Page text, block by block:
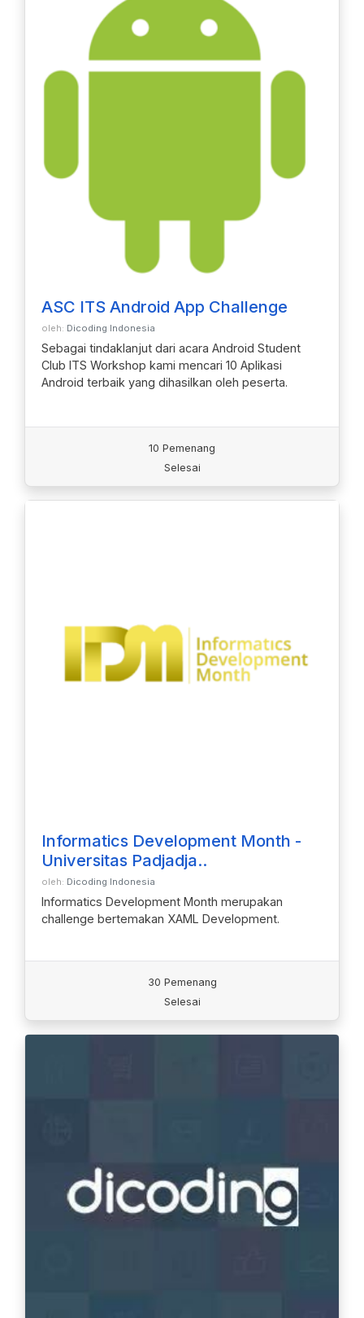
ASC ITS Android App Challenge
oleh: Dicoding Indonesia
Sebagai tindaklanjut dari acara Android Student
Club ITS Workshop kami mencari 10 Aplikasi
Android terbaik yang dihasilkan oleh peserta.
10 Pemenang
Selesai
Informatics Development Month -
Universitas Padjadja..
oleh: Dicoding Indonesia
Informatics Development Month merupakan
challenge bertemakan XAML Development.
30 Pemenang
Selesai